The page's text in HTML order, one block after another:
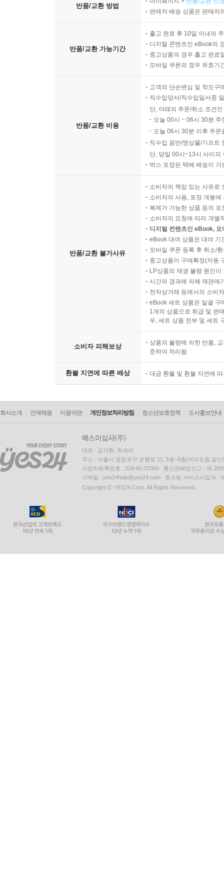
반품/교환 방법
판매자 배송 상품은 판매자
반품/교환 가능기간
출고 완료 후 10일 이내의
디지털 콘텐츠인 eBook의
중고상품의 경우 출고 완료
모바일 쿠폰의 경우 유효기
반품/교환 비용
고객의 단순변심 및 착오구
직수입양서/직수입일서중
단, 아래의 주문/취소 조건
오늘 00시 ~ 06시 30분
오늘 06시 30분 이후 주
직수입 음반/영상물/기프트
단, 당일 00시~13시 사이의
박스 포장은 택배 배송이
반품/교환 불가사유
소비자의 책임 있는 사유로
소비자의 사용, 포장 개봉
복제가 가능한 상품 등의
소비자의 요청에 따라 개별
디지털 컨텐츠인 eBook,
eBook 대여 상품은 대여 기
모바일 쿠폰 등록 후 취소/
중고상품이 구매확정(자동
LP상품의 재생 불량 원인
시간의 경과에 의해 재판매
전자상거래 등에서의 소비
eBook 세트 상품은 일괄 구
1개의 상품으로 취급 및 판
우, 세트 상품 전부 및 세트
소비자 피해보상
상품의 불량에 의한 반품,
준하여 처리됨
환불 지연에 따른 배상 대금 환불 및 환불 지연에
회사소개 인재채용 이용약관 개인정보처리방침 청소년보호정책 도서홍보안내
대표 : 김석환, 최세라
주소 : 서울시 영등포구 은행로 11, 5층~6층(여의도동,일신
사업자등록번호 : 229-81-37000 통신판매업신고 : 제
이메일 : yes24help@yes24.com 호스팅 서비스사업자 :
Copyright ⓒ YES24 Corp. All Rights Reserved.